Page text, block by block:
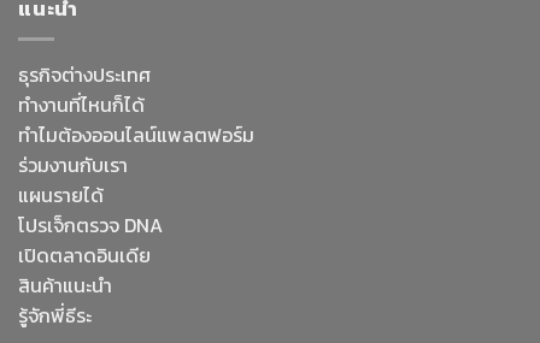
แนะนำ
ธุรกิจต่างประเทศ
ทำงานที่ไหนก็ได้
ทำไมต้องออนไลน์แพลตฟอร์ม
ร่วมงานกับเรา
แผนรายได้
โปรเจ็กตรวจ DNA
เปิดตลาดอินเดีย
สินค้าแนะนำ
รู้จักพี่ธีระ